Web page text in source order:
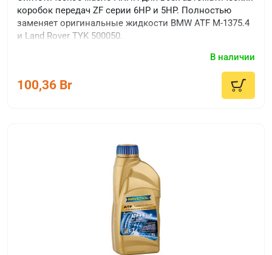
коробок передач ZF серии 6HP и 5HP. Полностью
заменяет оригинальные жидкости BMW ATF M-1375.4
и Land Rover TYK 500050.
В наличии
100,36 Br